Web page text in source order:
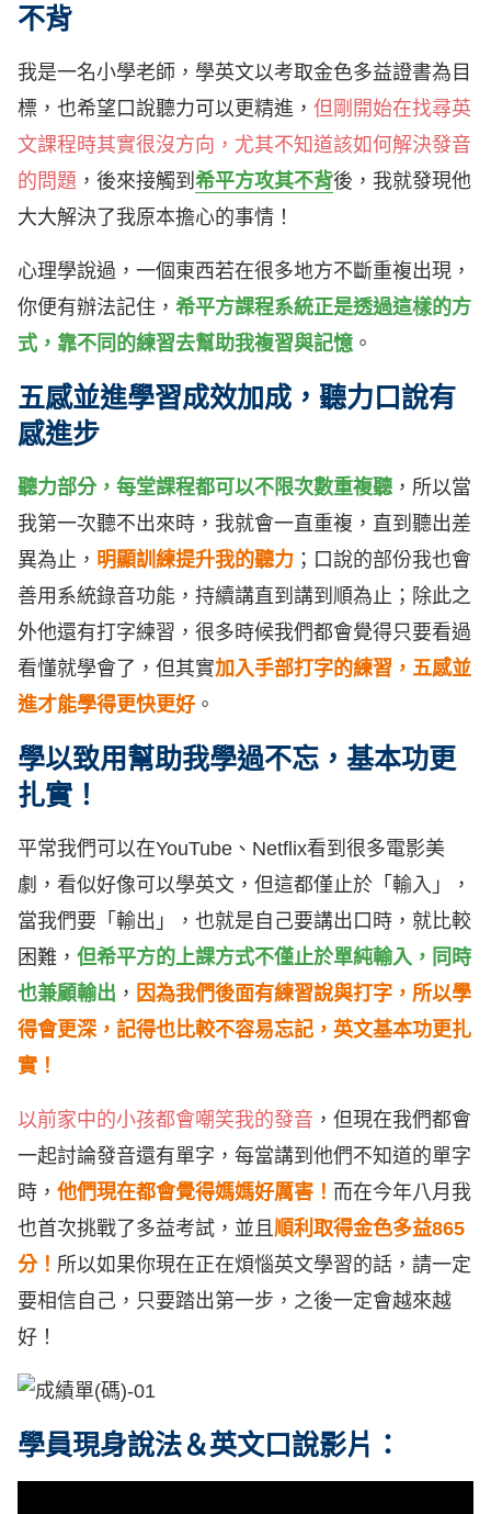
不背
我是一名小學老師，學英文以考取金色多益證書為目
標，也希望口說聽力可以更精進， 但剛開始在找尋英
文課程時其實很沒方向，尤其不知道該如何解決發音
的問題 ，後來接觸到 希平方攻其不背後，我就發現他
大大解決了我原本擔心的事情！
心理學說過，一個東西若在很多地方不斷重複出現，
你便有辦法記住， 希平方課程系統正是透過這樣的方
式，靠不同的練習去幫助我複習與記憶 。
五感並進學習成效加成，聽力口說有
感進步
聽力部分，每堂課程都可以不限次數重複聽 ，所以當
我第一次聽不出來時，我就會一直重複，直到聽出差
異為止， 明顯訓練提升我的聽力 ；口說的部份我也會
善用系統錄音功能，持續講直到講到順為止；除此之
外他還有打字練習，很多時候我們都會覺得只要看過
看懂就學會了，但其實加入手部打字的練習，五感並
進才能學得更快更好 。
學以致用幫助我學過不忘，基本功更
扎實！
平常我們可以在YouTube、Netflix看到很多電影美
劇，看似好像可以學英文，但這都僅止於「輸入」，
當我們要「輸出」，也就是自己要講出口時，就比較
困難， 但希平方的上課方式不僅止於單純輸入，同時
也兼顧輸出 ， 因為我們後面有練習說與打字，所以學
得會更深，記得也比較不容易忘記，英文基本功更扎
實！
以前家中的小孩都會嘲笑我的發音 ，但現在我們都會
一起討論發音還有單字，每當講到他們不知道的單字
時， 他們現在都會覺得媽媽好厲害！ 而在今年八月我
也首次挑戰了多益考試，並且順利取得金色多益865
分！ 所以如果你現在正在煩惱英文學習的話，請一定
要相信自己，只要踏出第一步，之後一定會越來越
好！
學員現身說法＆英文口說影片：